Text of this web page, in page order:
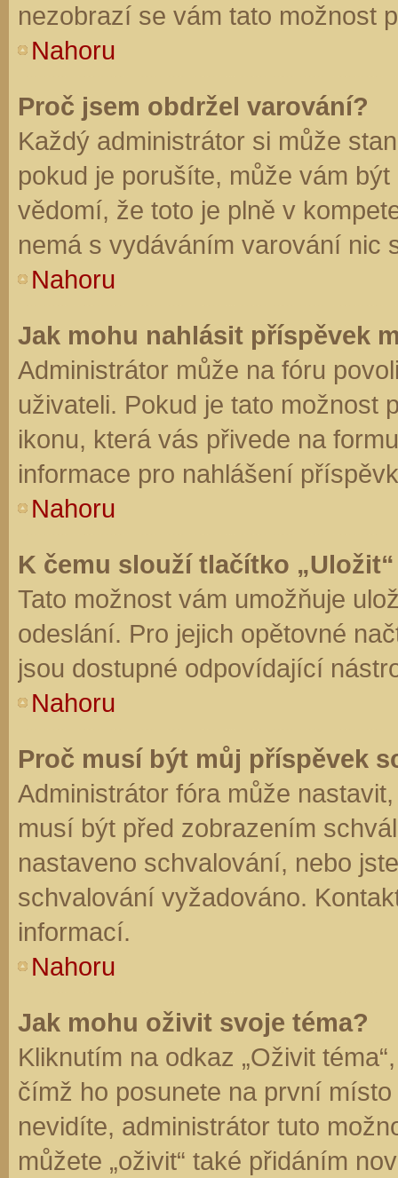
nezobrazí se vám tato možnost
Nahoru
Proč jsem obdržel varování?
Každý administrátor si může
pokud je porušíte, může vám
vědomí, že toto je plně v
nemá s vydáváním varování nic
Nahoru
Jak mohu nahlásit příspěvek
Administrátor může na fóru
uživateli. Pokud je tato možnost
ikonu, která vás přivede na
informace pro nahlášení
Nahoru
K čemu slouží tlačítko
Tato možnost vám umožňuje
odeslání. Pro jejich opětovné
jsou dostupné odpovídající
Nahoru
Proč musí být můj příspěvek
Administrátor fóra může
musí být před zobrazením
nastaveno schvalování, nebo
schvalování vyžadováno.
informací.
Nahoru
Jak mohu oživit svoje téma?
Kliknutím na odkaz „Oživit
čímž ho posunete na první
nevidíte, administrátor tuto
můžete „oživit“ také přidáním